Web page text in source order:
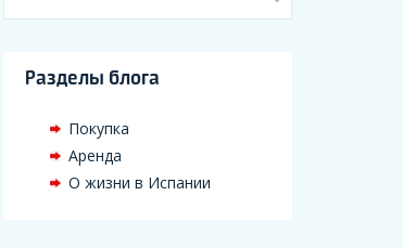
Разделы блога
Покупка
Аренда
О жизни в Испании